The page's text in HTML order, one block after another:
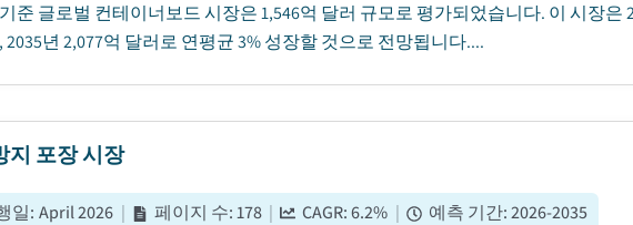
준 글로벌 컨테이너보드 시장은 1,546억 달러 규모로 평가되었습니다. 이 시장은
2035년 2,077억 달러로 연평균 3% 성장할 것으로 전망됩니다....
지 포장 시장
일: April 2026 | 페이지 수:178 | CAGR:6.2% | 예측 기간:2026-2035